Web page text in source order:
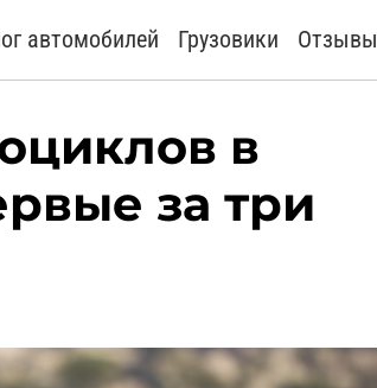
автомобилей Грузовики Отзывы
в
за три